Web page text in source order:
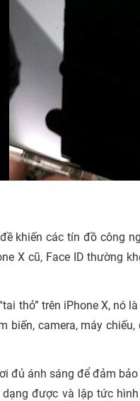
khiến các tín đồ công
X cũ, Face ID thường
thỏ” trên iPhone X, nó
biến, camera, máy
đủ ánh sáng để đảm
được và lập tức